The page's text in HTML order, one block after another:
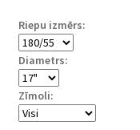
Riepu izmērs:
Diametrs:
Zīmoli: